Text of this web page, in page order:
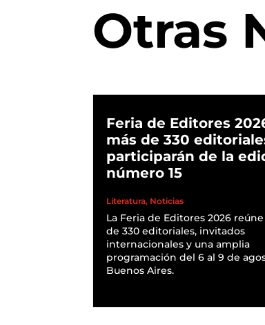
Otras
Feria de Editores
más de 330
participarán de la
número 15
Literatura, Noticias
La Feria de Editores 2026
de 330 editoriales, invitados
internacionales y una amplia
programación del 6 al 9 de
Buenos Aires.